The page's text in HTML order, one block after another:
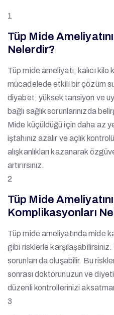
1
Tüp Mide
Nelerdir?
Tüp mide ameliyatı, kalıcı
mücadelede etkili bir çözüm
diyabet, yüksek tansiyon ve
bağlı sağlık sorunlarınızda
Mide küçüldüğü için daha az
iştahınız azalır ve açlık
alışkanlıkları kazanarak
artırırsınız.
2
Tüp Mide
Komplikasyonları
Tüp mide ameliyatında mide
gibi risklerle
sorunları da oluşabilir. Bu
sonrası doktorunuzun ve
düzenli kontrollerinizi
3